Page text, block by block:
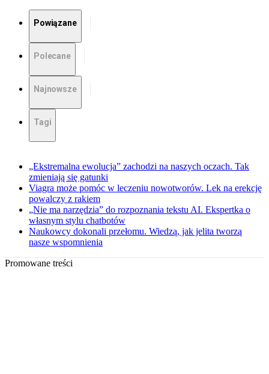
Powiązane
Polecane
Najnowsze
Tagi
„Ekstremalna ewolucja” zachodzi na naszych oczach. Tak
zmieniają się gatunki
Viagra może pomóc w leczeniu nowotworów. Lek na erekcję
powalczy z rakiem
„Nie ma narzędzia” do rozpoznania tekstu AI. Ekspertka o
własnym stylu chatbotów
Naukowcy dokonali przełomu. Wiedzą, jak jelita tworzą
nasze wspomnienia
Promowane treści